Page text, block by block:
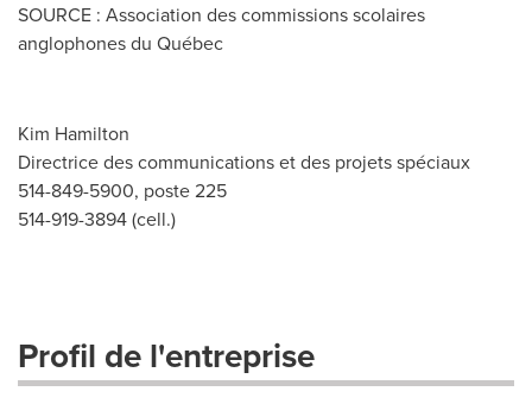
SOURCE : Association des commissions scolaires
anglophones du Québec
Kim Hamilton
Directrice des communications et des projets spéciaux
514-849-5900, poste 225
514-919-3894 (cell.)
Profil de l'entreprise